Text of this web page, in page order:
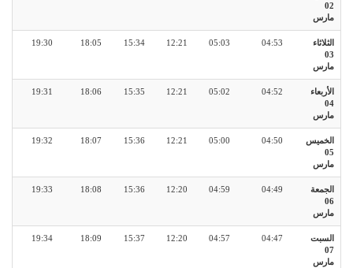
02
مارس
الثلاثاء
03
مارس
04:53
05:03
12:21
15:34
18:05
19:30
الأربعاء
04
مارس
04:52
05:02
12:21
15:35
18:06
19:31
الخميس
05
مارس
04:50
05:00
12:21
15:36
18:07
19:32
الجمعة
06
مارس
04:49
04:59
12:20
15:36
18:08
19:33
السبت
07
مارس
04:47
04:57
12:20
15:37
18:09
19:34